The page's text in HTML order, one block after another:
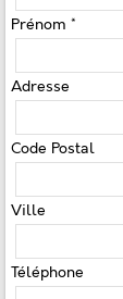
Prénom *
Adresse
Code Postal
Ville
Téléphone